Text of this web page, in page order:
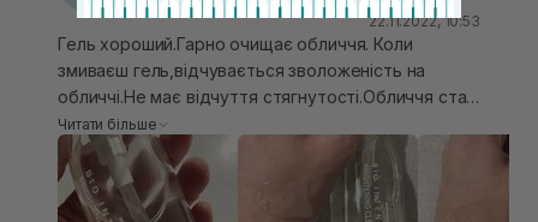
22.11.2022, 10:53
Гель хороший.Гарно очищає обличчя. Коли
змиваєш гель,відчувається зволоженість на
обличчі.Не має відчуття стягнутості.Обличчя стає
гладеньке,свіже,пори звужені.Сам гель досить
густої текстури.Гарно піниться.Має аромат
парфуму.Зручний дозатор.Засіб досить хороший.
Читати більше